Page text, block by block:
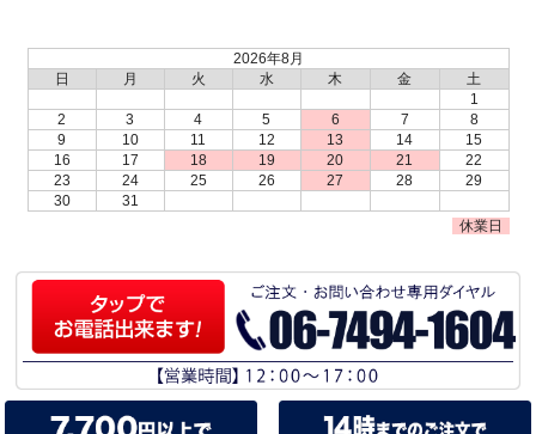
2026年8月
日
月 火 水 木 金
土
1
2
3 4 5 6 7
8
9
10 11 12 13 14
15
16
17 18 19 20 21
22
23
24 25 26 27 28
29
30
31
休業日